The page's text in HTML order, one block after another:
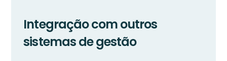
Integração com outros
sistemas de gestão